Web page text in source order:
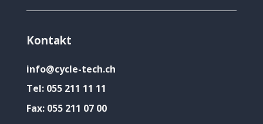
Kontakt
info@cycle-tech.ch
Tel: 055 211 11 11
Fax: 055 211 07 00